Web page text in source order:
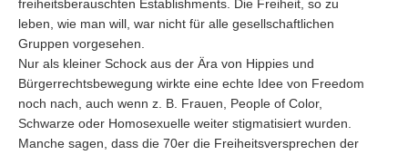
freiheitsberauschten Establishments. Die Freiheit, so zu
leben, wie man will, war nicht für alle gesellschaftlichen
Gruppen vorgesehen.
Nur als kleiner Schock aus der Ära von Hippies und
Bürgerrechtsbewegung wirkte eine echte Idee von Freedom
noch nach, auch wenn z. B. Frauen, People of Color,
Schwarze oder Homosexuelle weiter stigmatisiert wurden.
Manche sagen, dass die 70er die Freiheitsversprechen der